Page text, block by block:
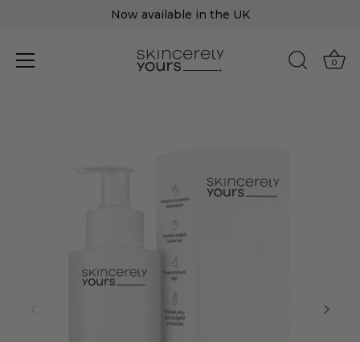
Now available in the UK
0